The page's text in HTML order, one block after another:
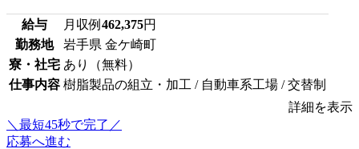
給与 月収例 462,375円
勤務地
岩手県 金ケ崎町
寮・社宅 あり（無料）
仕事内容 樹脂製品の組立・加工 / 自動車系工場 / 交替制
詳細を表示
＼最短45秒で完了／
応募へ進む